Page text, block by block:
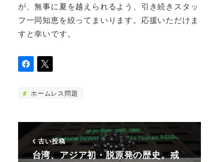
が、無事に夏を越えられるよう、引き続きスタッ
フ一同知恵を絞ってまいります。応援いただけま
すと幸いです。
ホームレス問題
古い投稿
台湾、アジア初・脱原発の歴史。戒